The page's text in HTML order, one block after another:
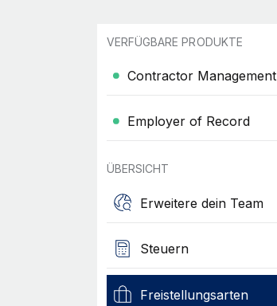
VERFÜGBARE PRODUKTE
Contractor Management
Employer of Record
ÜBERSICHT
Erweitere dein Team
Steuern
Freistellungsarten